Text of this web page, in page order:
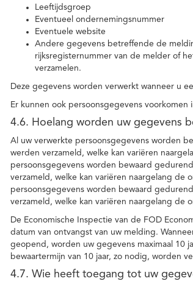
Leeftijdsgroep
Eventueel ondernemingsnummer
Eventuele website
Andere gegevens betreffende de
rijksregisternummer van de melder of
verzamelen.
Deze gegevens worden verwerkt wanneer u
Er kunnen ook persoonsgegevens
4.6. Hoelang worden uw gegevens
Al uw verwerkte persoonsgegevens worden
werden verzameld, welke kan variëren
persoonsgegevens worden bewaard
verzameld, welke kan variëren naargelang
persoonsgegevens worden bewaard
verzameld, welke kan variëren naargelang
De Economische Inspectie van de FOD
datum van ontvangst van uw melding.
geopend, worden uw gegevens maximaal 10
bewaartermijn van 10 jaar, zo nodig, worden
4.7. Wie heeft toegang tot uw